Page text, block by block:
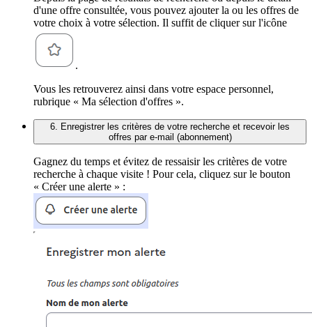
d'une offre consultée, vous pouvez ajouter la ou les offres de
votre choix à votre sélection. Il suffit de cliquer sur l'icône
.
Vous les retrouverez ainsi dans votre espace personnel,
rubrique « Ma sélection d'offres ».
6. Enregistrer les critères de votre recherche et recevoir les
offres par e-mail (abonnement)
Gagnez du temps et évitez de ressaisir les critères de votre
recherche à chaque visite ! Pour cela, cliquez sur le bouton
« Créer une alerte » :